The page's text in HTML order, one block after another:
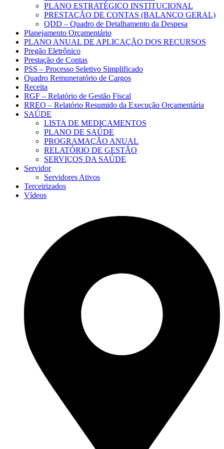
PLANO ESTRATÉGICO INSTITUCIONAL
PRESTAÇÃO DE CONTAS (BALANÇO GERAL)
QDD – Quadro de Detalhamento da Despesa
Planejamento Orçamentário
PLANO ANUAL DE APLICAÇÃO DOS RECURSOS
Pregão Eletrônico
Prestação de Contas
PSS – Processo Seletivo Simplificado
Quadro Remuneratório de Cargos
Receita
RGF – Relatório de Gestão Fiscal
RREO – Relatório Resumido da Execução Orçamentária
SAÚDE
LISTA DE MEDICAMENTOS
PLANO DE SAÚDE
PROGRAMAÇÃO ANUAL
RELATÓRIO DE GESTÃO
SERVIÇOS DA SAÚDE
Servidor
Servidores Ativos
Terceirizados
Vídeos